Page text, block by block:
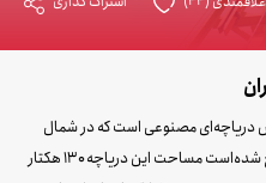
دریاچه‌ای مصنوعی است که در شمال
غرب تهران و منطقه ۲۲ شهرداری تهران واقع شده‌است مساحت این دریاچه ۱۳۰ هکتار